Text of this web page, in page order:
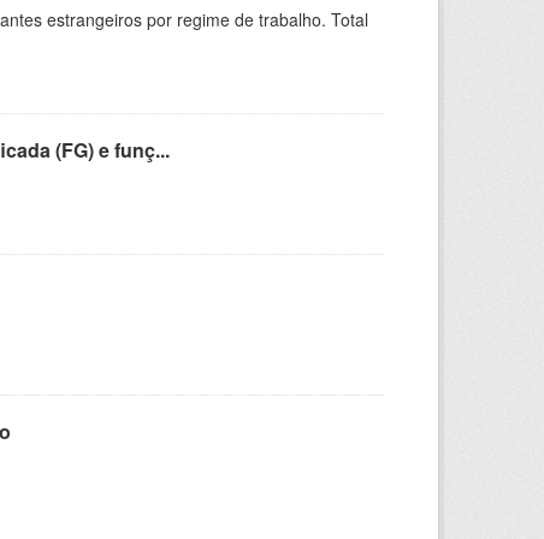
estrangeiros por regime de trabalho. Total
(FG) e funç...